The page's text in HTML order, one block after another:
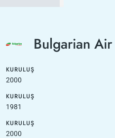
Bulgarian
KURULUŞ
2000
KURULUŞ
1981
KURULUŞ
2000